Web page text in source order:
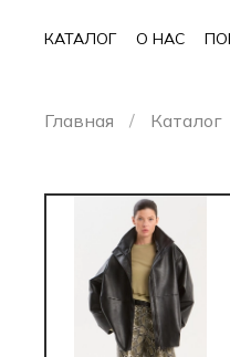
КАТАЛОГ О НАС
Главная Каталог